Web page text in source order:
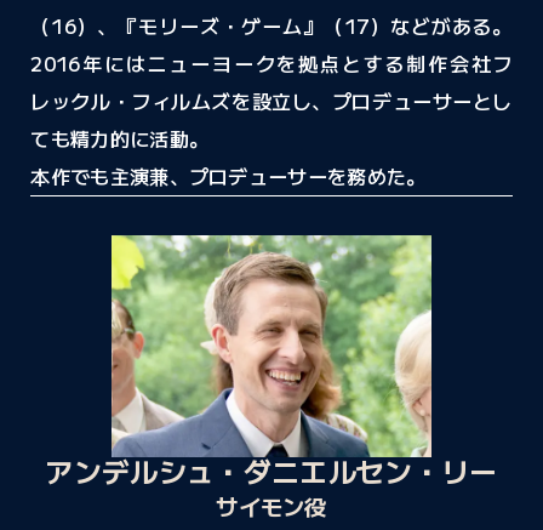
（16）、『モリーズ・ゲーム』（17）などがある。
2016年にはニューヨークを拠点とする制作会社フ
レックル・フィルムズを設立し、プロデューサーとし
ても精力的に活動。
本作でも主演兼、プロデューサーを務めた。
アンデルシュ・ダニエルセン・リー
サイモン役